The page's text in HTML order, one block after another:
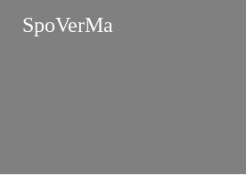
SpoVerMa